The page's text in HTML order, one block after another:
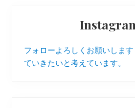
フォローよろしくお願いしま
ていきたいと考えています。